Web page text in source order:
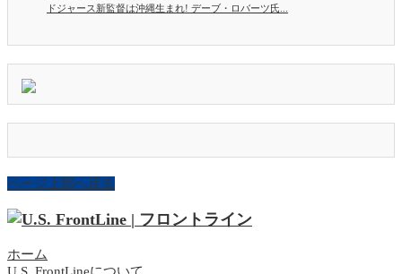
ドジャース新監督は沖縄生まれ! デーブ・ロバーツ氏...
ページ上部へ戻る
ホーム
U.S. FrontLineについて